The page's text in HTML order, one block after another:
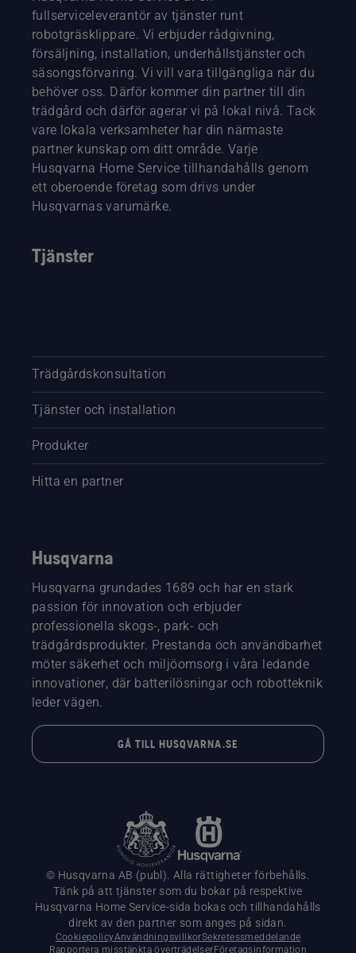
fullserviceleverantör av tjänster runt
robotgräsklippare. Vi erbjuder rådgivning,
försäljning, installation, underhållstjänster och
säsongsförvaring. Vi vill vara tillgängliga när du
behöver oss. Därför kommer din partner till din
trädgård och därför agerar vi på lokal nivå. Tack
vare lokala verksamheter har din närmaste
partner kunskap om ditt område. Varje
Husqvarna Home Service tillhandahålls genom
ett oberoende företag som drivs under
Husqvarnas varumärke.
Tjänster
Trädgårdskonsultation
Tjänster och installation
Produkter
Hitta en partner
Husqvarna
Husqvarna grundades 1689 och har en stark
passion för innovation och erbjuder
professionella skogs-, park- och
trädgårdsprodukter. Prestanda och användbarhet
möter säkerhet och miljöomsorg i våra ledande
innovationer, där batterilösningar och robotteknik
leder vägen.
GÅ TILL HUSQVARNA.SE
© Husqvarna AB (publ). Alla rättigheter förbehålls.
Tänk på att tjänster som du bokar på respektive
Husqvarna Home Service-sida bokas och tillhandahålls
direkt av den partner som anges på sidan.
CookiepolicyAnvändningsvillkorSekretessmeddelande
Rapportera misstänkta överträdelserFöretagsinformation